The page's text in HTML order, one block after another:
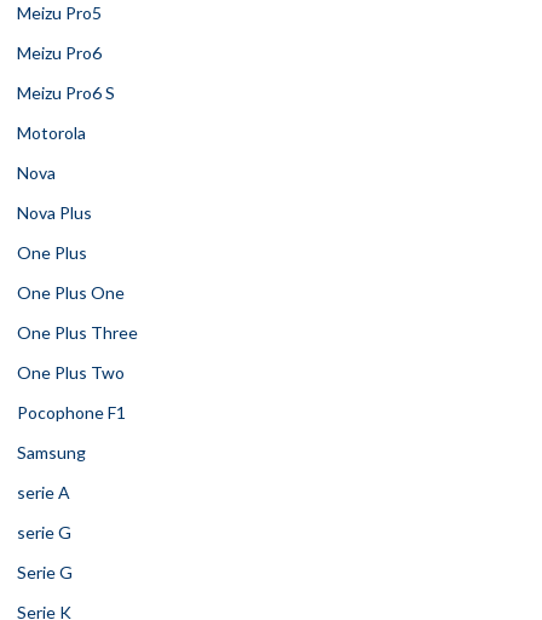
Meizu Pro5
Meizu Pro6
Meizu Pro6 S
Motorola
Nova
Nova Plus
One Plus
One Plus One
One Plus Three
One Plus Two
Pocophone F1
Samsung
serie A
serie G
Serie G
Serie K